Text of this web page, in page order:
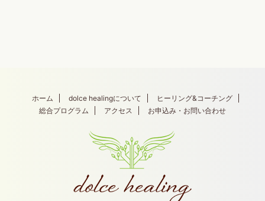
ホーム dolce healingについて
ヒーリング&コーチング
総合プログラム
アクセス お申込み・お問い合わせ